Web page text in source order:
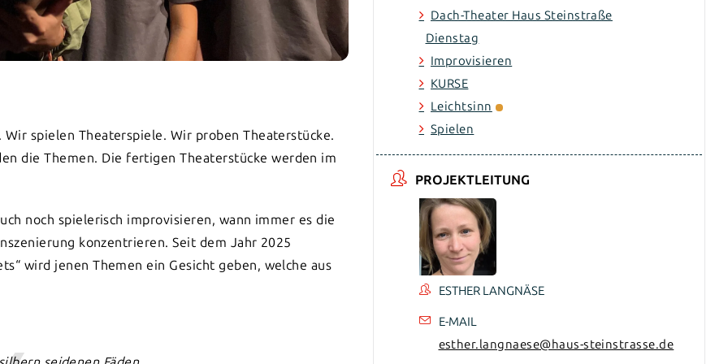
spielen Theaterspiele. Wir proben Theaterstücke.
die Themen. Die fertigen Theaterstücke werden im
noch spielerisch improvisieren, wann immer es die
konzentrieren. Seit dem Jahr 2025
wird jenen Themen ein Gesicht geben, welche aus
Dach-Theater Haus Steinstraße
Dienstag
Improvisieren
KURSE
Leichtsinn
Spielen
PROJEKTLEITUNG
ESTHER LANGNÄSE
E-MAIL
esther.langnaese@haus-steinstrasse.de